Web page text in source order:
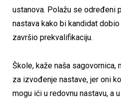
ustanova. Polažu se određeni
nastava kako bi kandidat
završio prekvalifikaciju.
Škole, kaže naša sagovornica,
za izvođenje nastave, jer oni
mogu ići u redovnu nastavu, a